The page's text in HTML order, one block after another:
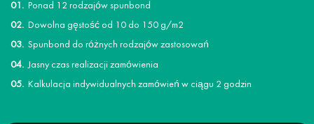
Ponad 12 rodzajów spunbond
Dowolna gęstość od 10 do 150 g/m2
Spunbond do różnych rodzajów zastosowań
Jasny czas realizacji zamówienia
Kalkulacja indywidualnych zamówień w ciągu 2 godzin